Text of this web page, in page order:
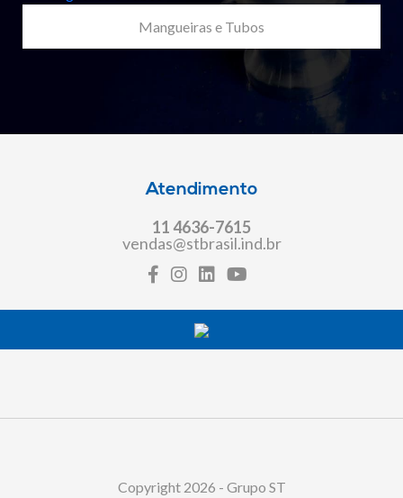
Mangueiras e Tubos
Atendimento
11 4636-7615
vendas@stbrasil.ind.br
Copyright 2026 - Grupo ST